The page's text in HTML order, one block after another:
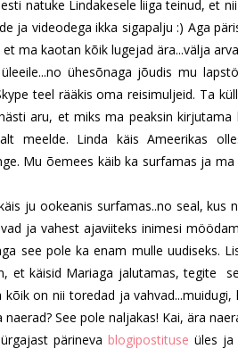
natuke Lindakesele liiga teinud, et
ja videodega ikka sigapalju :) Aga
ma kaotan kõik lugejad ära...välja
ühesõnaga jõudis mu
teel rääkis oma reisimuljeid. Ta
aru, et miks ma peaksin
meelde. Linda käis Ameerikas
Mu õemees käib ka surfamas ja
ju ookeanis surfamas..no seal, kus
ja vahest ajaviiteks inimesi
see pole ka enam mulle uudiseks.
et käisid Mariaga jalutamas, tegite
kõik on nii toredad ja
naerad? See pole naljakas! Kai, ära
pärineva blogipostituse üles ja